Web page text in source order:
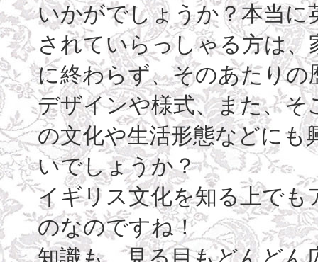
いかがでしょうか？本当に
されていらっしゃる方は
に終わらず、そのあたり
デザインや様式、また、
の文化や生活形態などに
いでしょうか？
イギリス文化を知る上で
のなのですね！